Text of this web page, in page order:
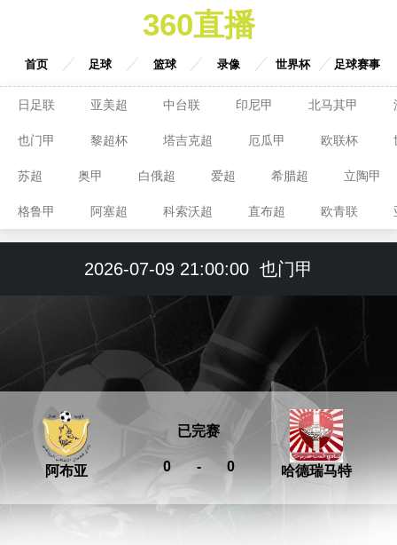
360直播
首页 足球 篮球 录像 世界杯 足球赛事
日足联 亚美超 中台联 印尼甲 北马其甲
也门甲 黎超杯 塔吉克超 厄瓜甲 欧联杯
苏超 奥甲 白俄超 爱超 希腊超 立陶甲
格鲁甲 阿塞超 科索沃超 直布超 欧青联
2026-07-09 21:00:00 也门甲
阿布亚 0 - 0
已完赛
哈德瑞马特